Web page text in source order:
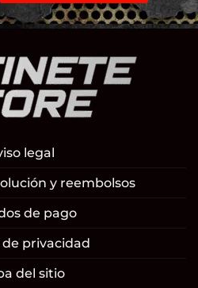
legal
y reembolsos
de pago
privacidad
del sitio